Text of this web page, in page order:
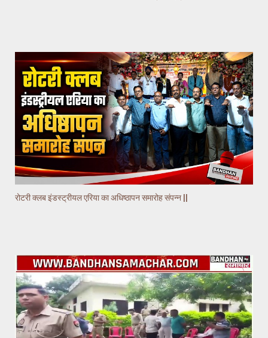
रोटरी क्लब इंडस्ट्रीयल एरिया का अधिष्ठापन समारोह संपन्न ||